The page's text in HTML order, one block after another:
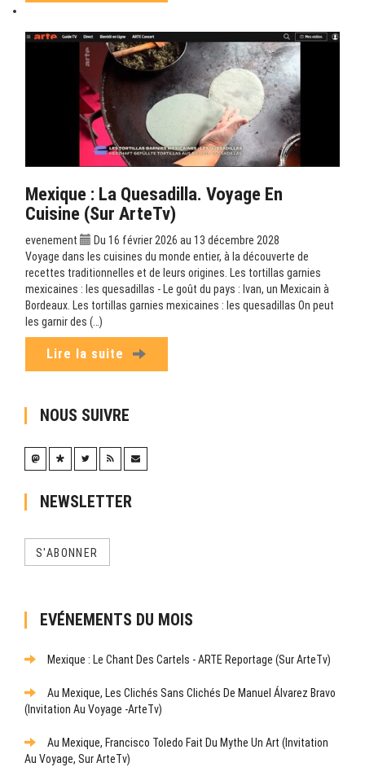
Mexique : La Quesadilla. Voyage En
Cuisine (sur ArteTv)
evenement
Du 16 février 2026 au 13 décembre 2028
Voyage dans les cuisines du monde entier, à la découverte de
recettes traditionnelles et de leurs origines. Les tortillas garnies
mexicaines : les quesadillas - Le goût du pays : Ivan, un Mexicain à
Bordeaux. Les tortillas garnies mexicaines : les quesadillas On peut
les garnir des (…)
Lire la suite
NOUS SUIVRE
NEWSLETTER
S'ABONNER
EVÉNEMENTS DU MOIS
Mexique : Le Chant Des Cartels - ARTE Reportage (sur ArteTv)
Au Mexique, Les Clichés Sans Clichés De Manuel Álvarez Bravo
(Invitation Au Voyage -ArteTv)
Au Mexique, Francisco Toledo Fait Du Mythe Un Art (Invitation
Au Voyage, Sur ArteTv)